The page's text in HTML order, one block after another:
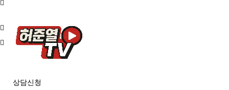
상담신청